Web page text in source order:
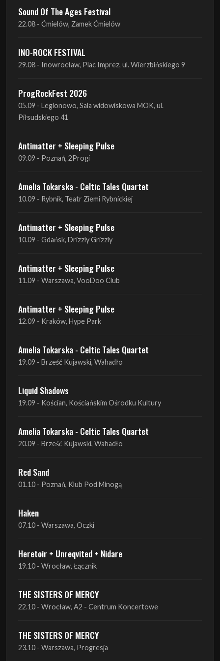
INO-ROCK FESTIVAL
29.08 - Inowrocław, Plac Imprez, ul. Wierzbińskiego 9
ProgRockFest 2026
Antimatter + Sleeping Pulse
09.09 - Poznań, 2Progi
Amelia Tokarska - Celtic Tales Quartet
10.09 - Rybnik, Teatr Ziemi Rybnickiej
Antimatter + Sleeping Pulse
Antimatter + Sleeping Pulse
11.09 - Warszawa, VooDoo Club
Antimatter + Sleeping Pulse
12.09 - Kraków, Hype Park
Amelia Tokarska - Celtic Tales Quartet
19.09 - Brześć Kujawski, Wahadło
Liquid Shadows
19.09 - Kościan, Kościańskim Ośrodku Kultury
Amelia Tokarska - Celtic Tales Quartet
20.09 - Brześć Kujawski, Wahadło
Red Sand
Haken
Heretoir + Unreqvited + Nidare
THE SISTERS OF MERCY
22.10 - Wrocław, A2 - Centrum Koncertowe
THE SISTERS OF MERCY
Lone Assembly